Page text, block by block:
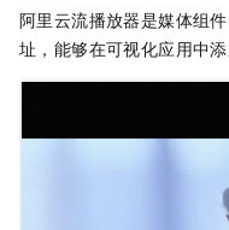
阿里云流播放器是媒体组
址，能够在可视化应用中